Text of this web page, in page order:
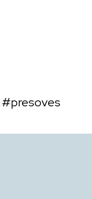
#presoves